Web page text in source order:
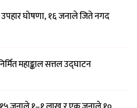
उपहार घोषणा, १६ जनाले जिते नगद
महाङ्काल सत्तल उद्घाटन